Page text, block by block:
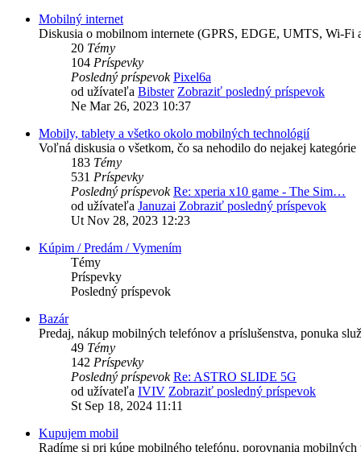
Mobilný internet
Diskusia o mobilnom internete (GPRS, EDGE, UMTS, Wi-Fi
20 Témy
104 Príspevky
Posledný príspevok Pixel6a
od užívateľa Bibster Zobraziť posledný príspevok
Ne Mar 26, 2023 10:37
Mobily, tablety a všetko okolo mobilných technológií
Voľná diskusia o všetkom, čo sa nehodilo do nejakej kategórie
183 Témy
531 Príspevky
Posledný príspevok Re: xperia x10 game - The Sim…
od užívateľa Januzai Zobraziť posledný príspevok
Ut Nov 28, 2023 12:23
Kúpim / Predám / Vymením
Témy
Príspevky
Posledný príspevok
Bazár
Predaj, nákup mobilných telefónov a príslušenstva, ponuka
49 Témy
142 Príspevky
Posledný príspevok Re: ASTRO SLIDE 5G
od užívateľa IVIV Zobraziť posledný príspevok
St Sep 18, 2024 11:11
Kupujem mobil
Radíme si pri kúpe mobilného telefónu, porovnania mobilných